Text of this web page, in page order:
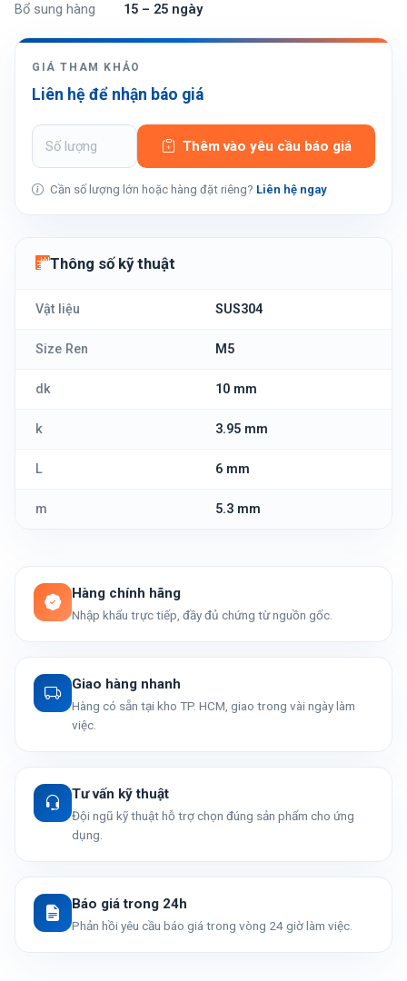
Bổ sung hàng 15 – 25 ngày
GIÁ THAM KHẢO
Liên hệ để nhận báo giá
Thêm vào yêu cầu báo giá
Cần số lượng lớn hoặc hàng đặt riêng? Liên hệ ngay
Thông số kỹ thuật
Vật liệu SUS304
Size Ren M5
dk 10 mm
k 3.95 mm
L 6 mm
m 5.3 mm
Hàng chính hãng
Nhập khẩu trực tiếp, đầy đủ chứng từ nguồn gốc.
Giao hàng nhanh
Hàng có sẵn tại kho TP. HCM, giao trong vài ngày làm
việc.
Tư vấn kỹ thuật
Đội ngũ kỹ thuật hỗ trợ chọn đúng sản phẩm cho ứng
dụng.
Báo giá trong 24h
Phản hồi yêu cầu báo giá trong vòng 24 giờ làm việc.